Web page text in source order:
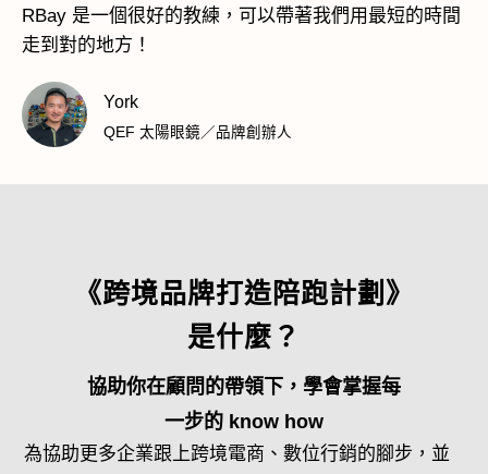
RBay 是一個很好的教練，可以帶著我們用最短的時間
走到對的地方！
York
QEF 太陽眼鏡／品牌創辦人
《跨境品牌打造陪跑計劃》
是什麼？
協助你在顧問的帶領下，學會掌握每
一步的 know how
為協助更多企業跟上跨境電商、數位行銷的腳步，並